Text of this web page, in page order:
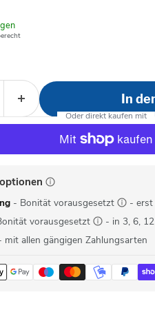
In
- Bonität vorausgesetzt
- erst
vorausgesetzt
- in 3, 6,
allen gängigen Zahlungsarten